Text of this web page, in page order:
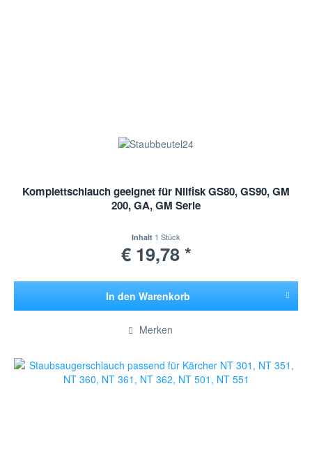
Komplettschlauch geeignet für Nilfisk GS80, GS90, GM
200, GA, GM Serie
Inhalt 1 Stück
€ 19,78 *
In den Warenkorb
Hinzugefügt
Merken